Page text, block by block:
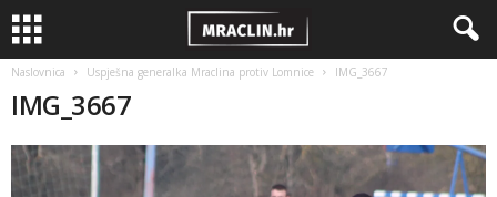
Naslovnica Uspješna generalka Mraclina protiv Lomnice IMG_3667
IMG_3667